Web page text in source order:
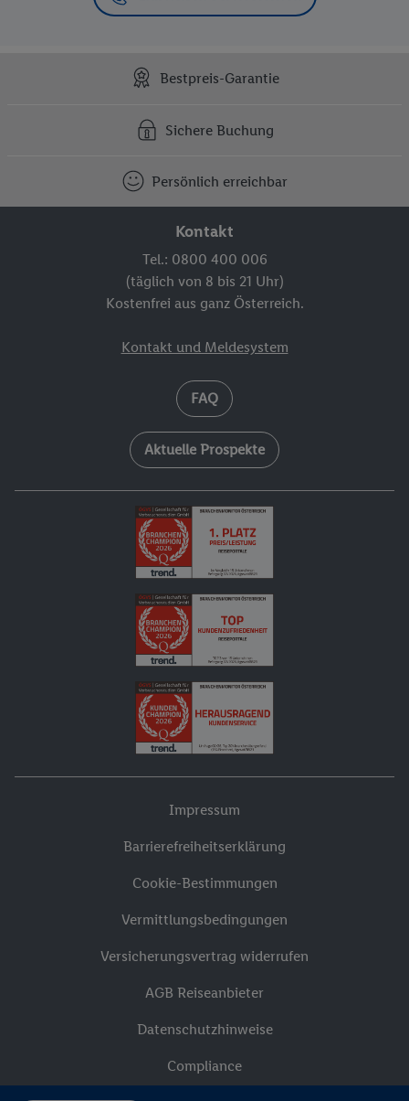
Bestpreis-Garantie
Sichere Buchung
Persönlich erreichbar
Kontakt
Tel.: 0800 400 006
(täglich von 8 bis 21 Uhr)
Kostenfrei aus ganz Österreich.
Kontakt und Meldesystem
FAQ
Aktuelle Prospekte
Impressum
Barrierefreiheitserklärung
Cookie-Bestimmungen
Vermittlungsbedingungen
Versicherungsvertrag widerrufen
AGB Reiseanbieter
Datenschutzhinweise
Compliance